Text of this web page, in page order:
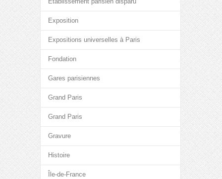
Exposition
Expositions universelles à Paris
Fondation
Gares parisiennes
Grand Paris
Grand Paris
Gravure
Histoire
Île-de-France